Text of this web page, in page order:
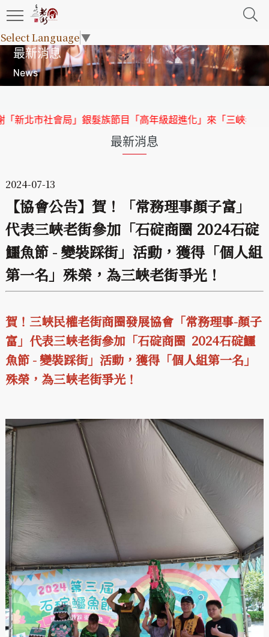
Select Language▼
最新消息
News
髮族節目「高年級超進化」來「三峽老街」取景 【協會公告
最新消息
2024-07-13
【協會公告】賀！「常務理事顏子富」
代表三峽老街參加「石碇商圈 2024石碇
鱷魚節 - 變裝踩街」活動，獲得「個人組
第一名」殊榮，為三峽老街爭光！
賀！三峽民權老街商圈發展協會「常務理事-顏子
富」代表三峽老街參加「石碇商圈 2024石碇鱷
魚節 - 變裝踩街」活動，獲得「個人組第一名」
殊榮，為三峽老街爭光！